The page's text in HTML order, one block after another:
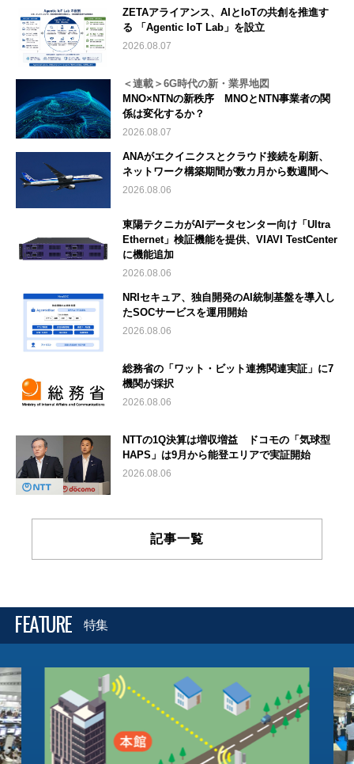
ZETAアライアンス、AIとIoTの共創を推進す
る 「Agentic IoT Lab」を設立
2026.08.07
＜連載＞6G時代の新・業界地図
MNO×NTNの新秩序 MNOとNTN事業者の関
係は変化するか？
2026.08.07
ANAがエクイニクスとクラウド接続を刷新、
ネットワーク構築期間が数カ月から数週間へ
2026.08.06
東陽テクニカがAIデータセンター向け「Ultra
Ethernet」検証機能を提供、VIAVI TestCenter
に機能追加
2026.08.06
NRIセキュア、独自開発のAI統制基盤を導入し
たSOCサービスを運用開始
2026.08.06
総務省の「ワット・ビット連携関連実証」に7
機関が採択
2026.08.06
NTTの1Q決算は増収増益 ドコモの「気球型
HAPS」は9月から能登エリアで実証開始
2026.08.06
記事一覧
FEATURE 特集